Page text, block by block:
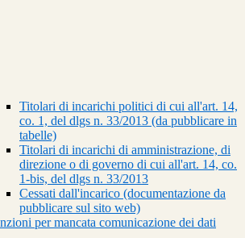
Titolari di incarichi politici di cui all'art. 14,
co. 1, del dlgs n. 33/2013 (da pubblicare in
tabelle)
Titolari di incarichi di amministrazione, di
direzione o di governo di cui all'art. 14, co.
1-bis, del dlgs n. 33/2013
Cessati dall'incarico (documentazione da
pubblicare sul sito web)
per mancata comunicazione dei dati